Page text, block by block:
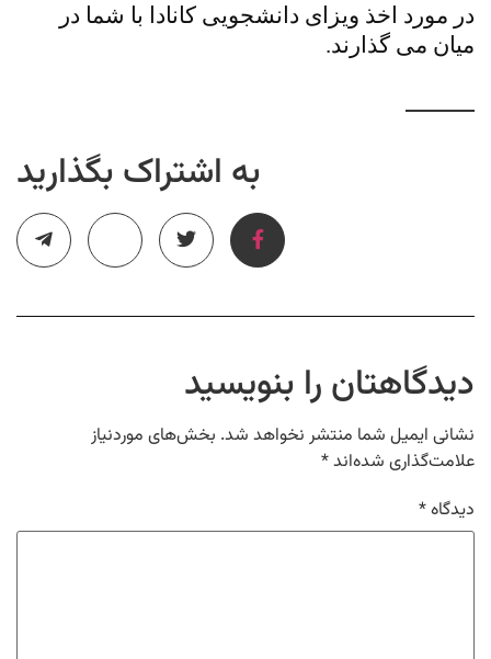
در مورد اخذ ویزای دانشجویی کانادا با شما در
میان می گذارند.
به اشتراک بگذارید
دیدگاهتان را بنویسید
نشانی ایمیل شما منتشر نخواهد شد. بخش‌های موردنیاز
علامت‌گذاری شده‌اند*
دیدگاه*